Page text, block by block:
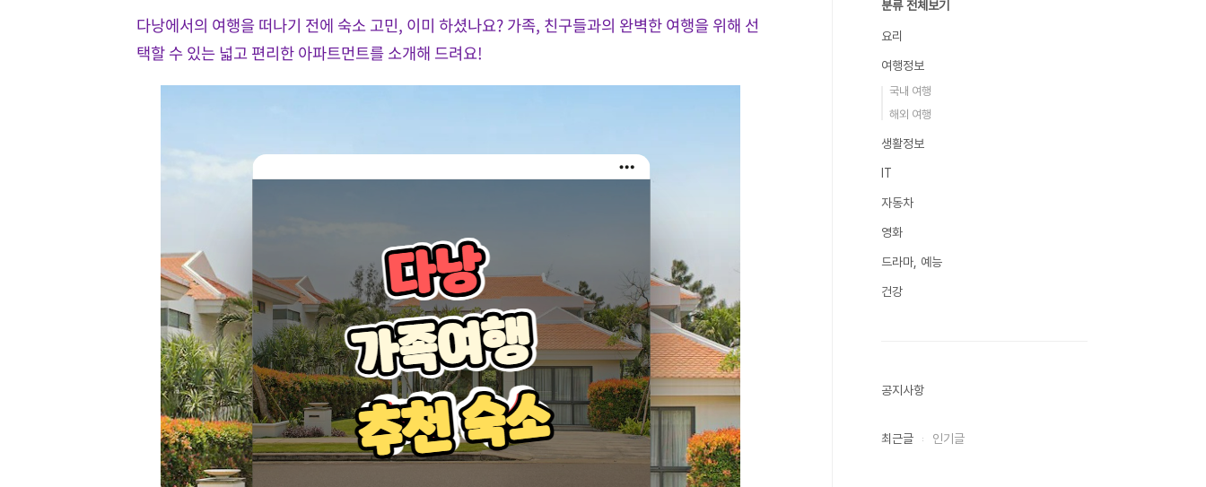
다낭에서의 여행을 떠나기 전에 숙소 고민, 이미 하셨나요? 가족, 친구들과의 완벽한 여행을 위해 선
택할 수 있는 넓고 편리한 아파트먼트를 소개해 드려요!
분류 전체보기
요리
여행정보
국내 여행
해외 여행
생활정보
IT
자동차
영화
드라마, 예능
건강
공지사항
최근글 인기글